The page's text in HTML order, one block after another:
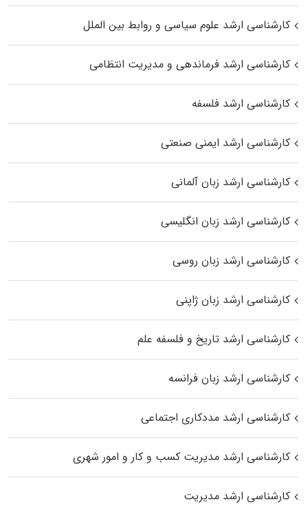
کارشناسی ارشد علوم سیاسی و روابط بین الملل
کارشناسی ارشد فرماندهی و مدیریت انتظامی
کارشناسی ارشد فلسفه
کارشناسی ارشد ایمنی صنعتی
کارشناسی ارشد زبان آلمانی
کارشناسی ارشد زبان انگلیسی
کارشناسی ارشد زبان روسی
کارشناسی ارشد زبان ژاپنی
کارشناسی ارشد تاریخ و فلسفه علم
کارشناسی ارشد زبان فرانسه
کارشناسی ارشد مددکاری اجتماعی
کارشناسی ارشد مدیریت کسب و کار و امور شهری
کارشناسی ارشد مدیریت